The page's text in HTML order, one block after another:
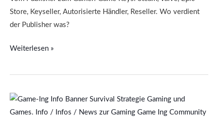
Store, Keyseller, Autorisierte Händler, Reseller. Wo verdient
der Publisher was?
Weiterlesen »
Game-
Ing